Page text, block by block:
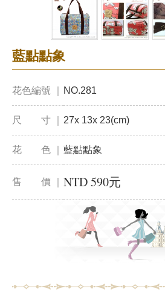
藍點點象
花色編號 ｜ NO.281
尺 寸 ｜ 27x 13x 23(cm)
花 色 ｜ 藍點點象
售 價 ｜ NTD 590元